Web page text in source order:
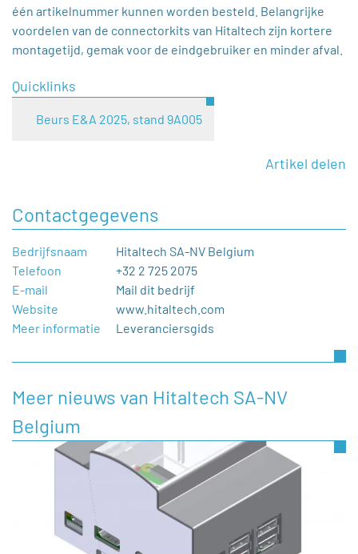
één artikelnummer kunnen worden besteld. Belangrijke
voordelen van de connectorkits van Hitaltech zijn kortere
montagetijd, gemak voor de eindgebruiker en minder afval.
Quicklinks
Beurs E&A 2025, stand 9A005
Artikel delen
Contactgegevens
Bedrijfsnaam
Hitaltech SA-NV Belgium
Telefoon
+32 2 725 2075
E-mail
Mail dit bedrijf
Website
www.hitaltech.com
Meer informatie
Leveranciersgids
Meer nieuws van Hitaltech SA-NV
Belgium